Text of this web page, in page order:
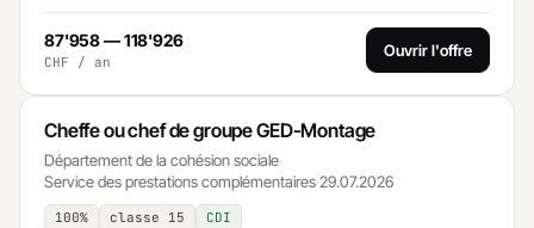
87'958 — 118'926
CHF / an
Ouvrir l'offre
Cheffe ou chef de groupe GED-Montage
Département de la cohésion sociale·
Service des prestations complémentaires·29.07.2026
100% classe 15 CDI